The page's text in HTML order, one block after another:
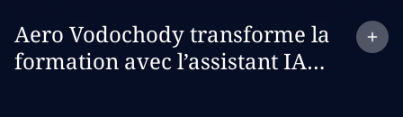
Expandcase study:
Aero Vodochody transforme la
formation avec l’assistant IA